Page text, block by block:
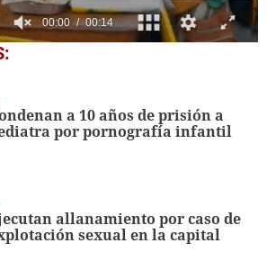
a 10 años de prisión a
por pornografía infantil
allanamiento por caso de
sexual en la capital